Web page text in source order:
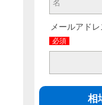
メールアドレ
必須